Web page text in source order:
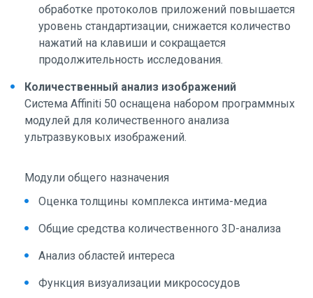
обработке протоколов приложений повышается
уровень стандартизации, снижается количество
нажатий на клавиши и сокращается
продолжительность исследования.
Количественный анализ изображений
Система Affiniti 50 оснащена набором программных
модулей для количественного анализа
ультразвуковых изображений.
Модули общего назначения
Оценка толщины комплекса интима-медиа
Общие средства количественного 3D-анализа
Анализ областей интереса
Функция визуализации микрососудов